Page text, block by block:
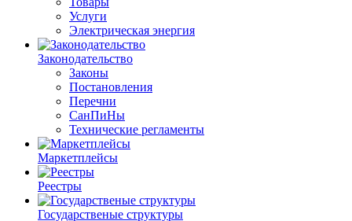
Услуги
Электрическая энергия
Законодательство
Законы
Постановления
Перечни
СанПиНы
Технические регламенты
Маркетплейсы
Реестры
Государственые структуры